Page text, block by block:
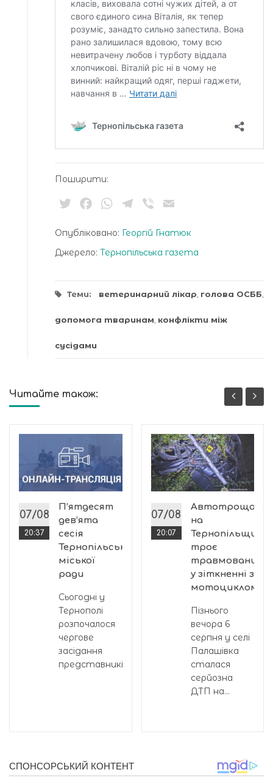
Поширити:
TwitterFacebookWhatsApp
Telegram
Viber
Опубліковано: Георгій Гнатюк
Джерело: Тернопільська газета
Теми: ветеринарний лікар, голова ОСББ,
допомога тваринам, конфлікти між
сусідами
Читайте також:
07/08
20:37
П’ятдесят
дев’ята
сесія
Тернопільської
міської
ради
Сьогодні у
Тернополі
розпочалося
чергове
засідання
представників...
07/08
20:07
Автотроща
на
Тернопільщині:
троє
травмованих
у зіткненні з
мотоциклом
Пізнього
вечора 6
серпня у селі
Палашівка
сталася
серйозна
ДТП на...